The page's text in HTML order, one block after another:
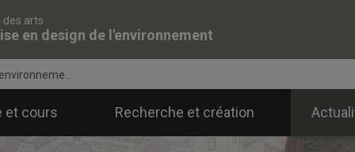
des arts
en design de l'environnement
et cours Recherche et création